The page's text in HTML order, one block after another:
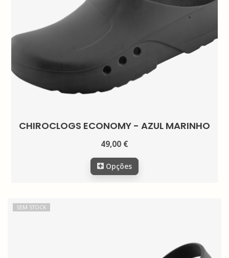
CHIROCLOGS ECONOMY - AZUL MARINHO
49,00 €
Opções
SEM STOCK